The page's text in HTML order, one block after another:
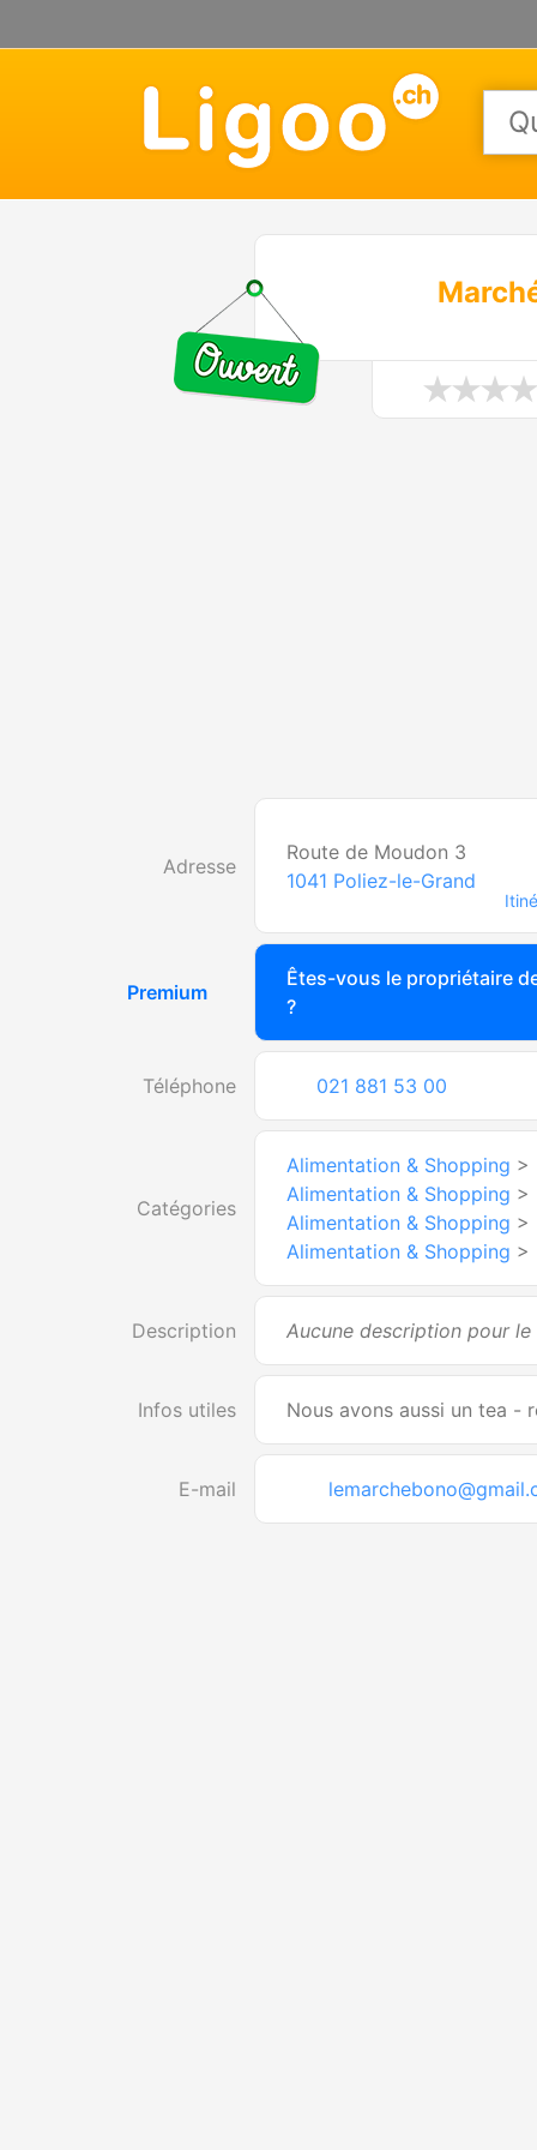
Adresse
Route de Moudon 3
1041 Poliez-le-Grand
Premium
Êtes-vous le propriétaire
?
Téléphone 021 881 53 00
Catégories
Alimentation & Shopping >
Alimentation & Shopping >
Alimentation & Shopping >
Alimentation & Shopping >
Description Aucune description pour le
Infos utiles Nous avons aussi un tea -
E-mail